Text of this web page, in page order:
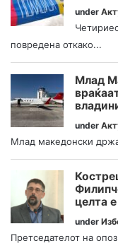
under
повредена откако...
Млад
under
Млад македонски
целта
under
Претседателот на